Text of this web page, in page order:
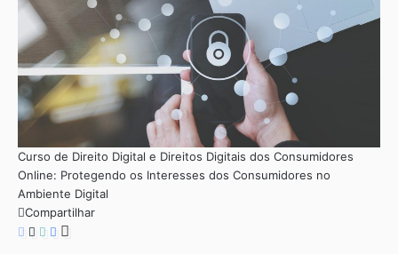
Curso de Direito Digital e Direitos Digitais dos Consumidores
Online: Protegendo os Interesses dos Consumidores no
Ambiente Digital
Compartilhar